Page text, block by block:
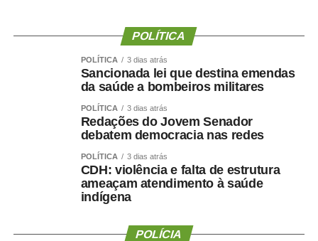
Ao final do encontro, Juca reforçou a importância da
realizados com responsabilidade, transparência e
igualdade de oportunidades para todos os candidatos.
COMENTE ABAIXO:
POLÍTICA
POLÍTICA 3 dias atrás
Sancionada lei que destina emendas
da saúde a bombeiros militares
POLÍTICA 3 dias atrás
Redações do Jovem Senador
debatem democracia nas redes
POLÍTICA 3 dias atrás
CDH: violência e falta de estrutura
ameaçam atendimento à saúde
indígena
POLÍCIA